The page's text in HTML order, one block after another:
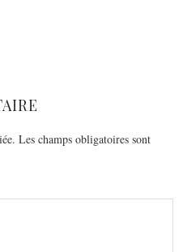
Les champs obligatoires sont